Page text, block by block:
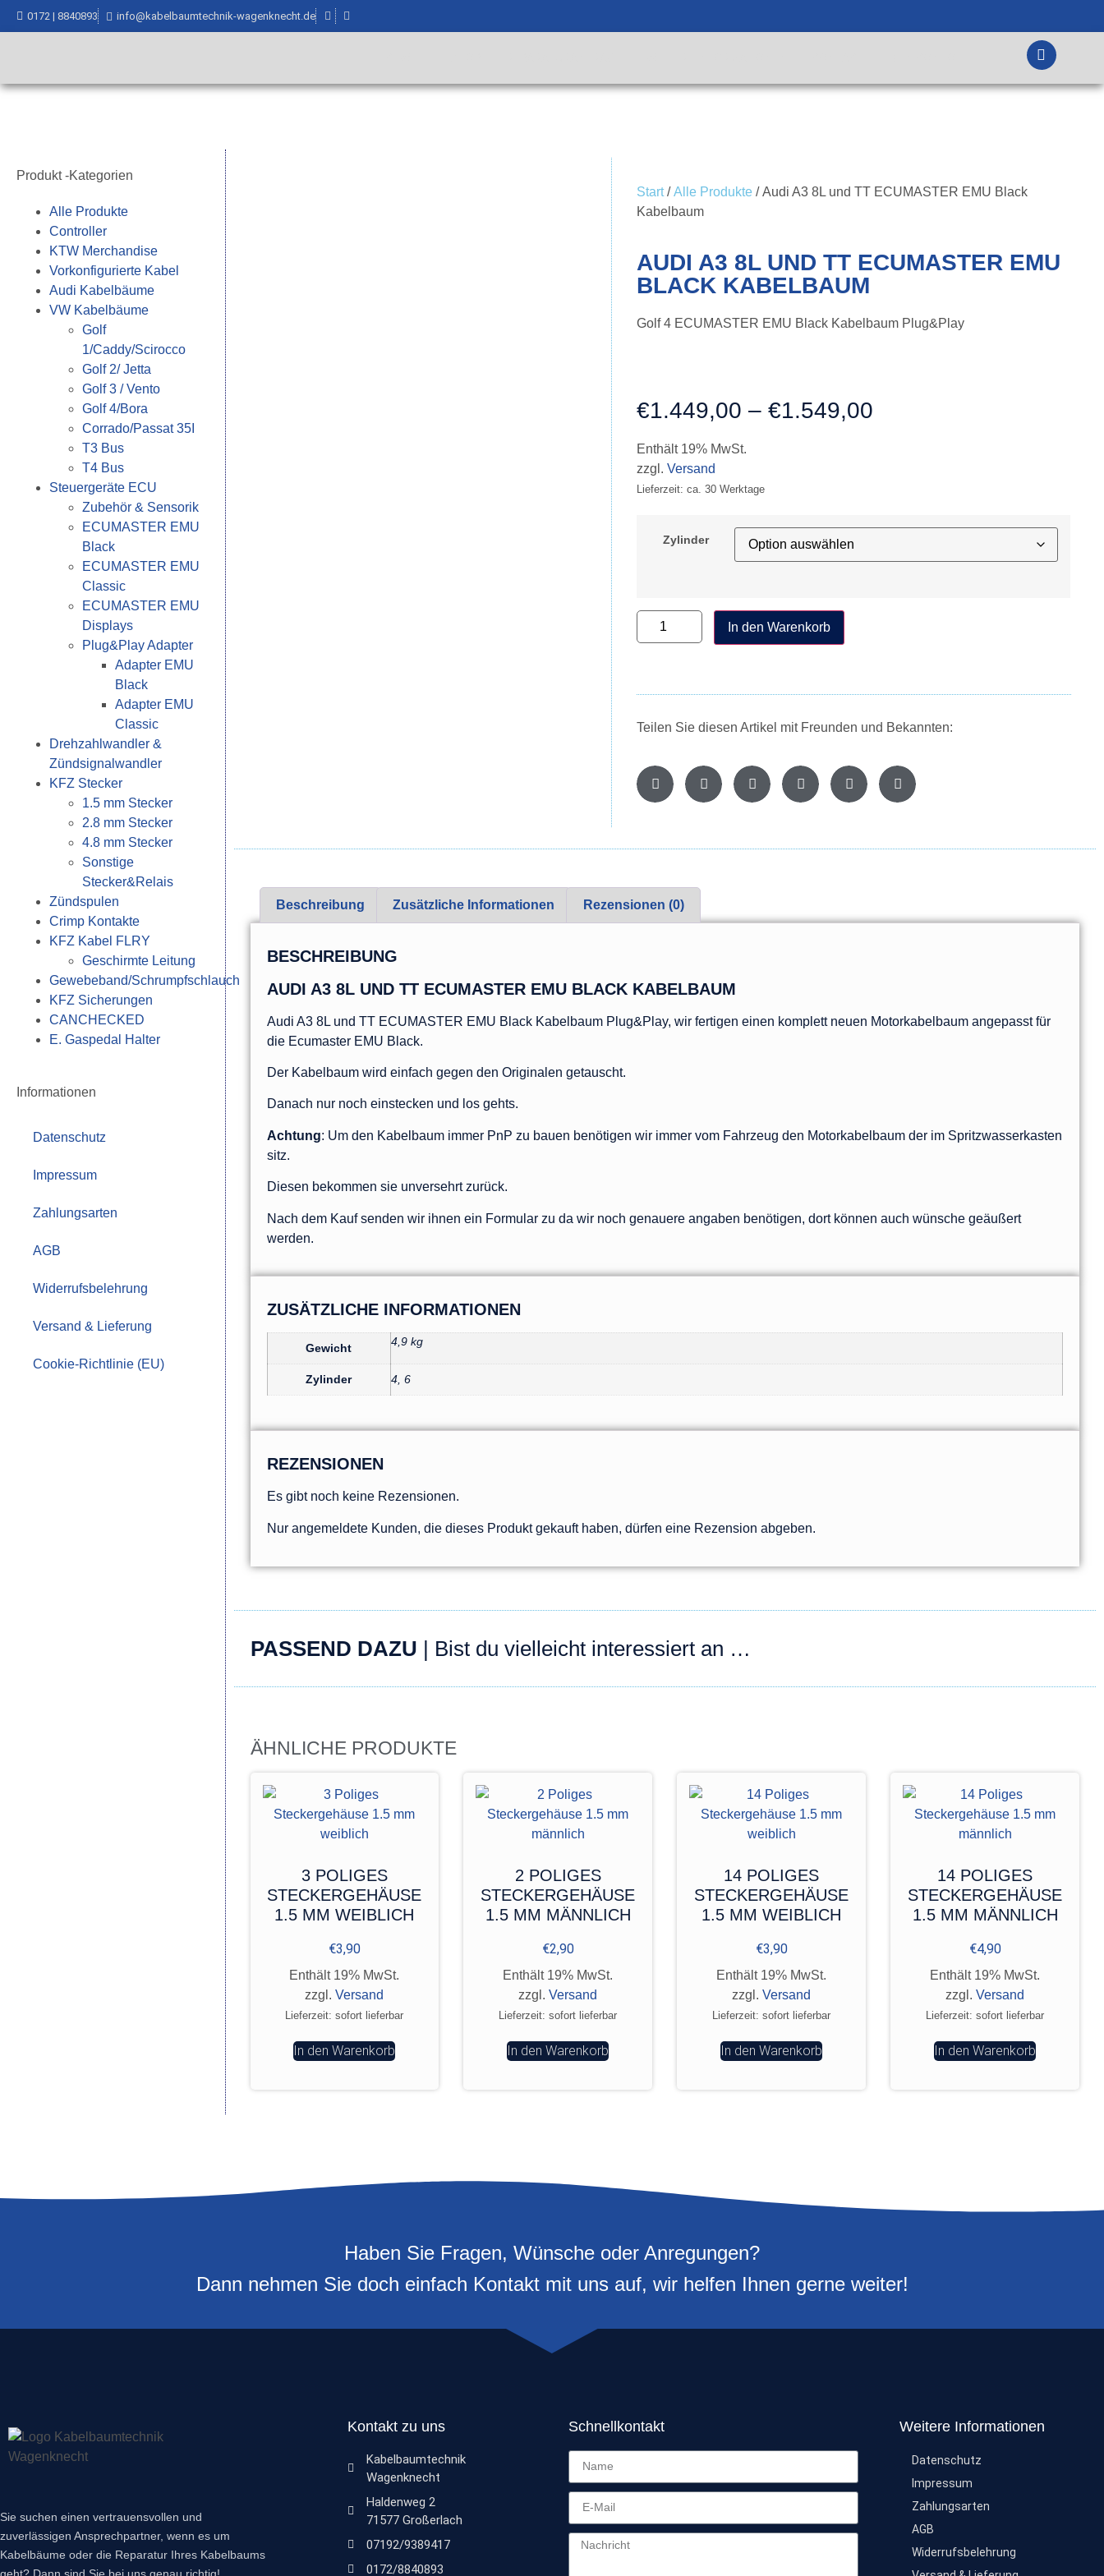
0172 | 8840893 info@kabelbaumtechnik-wagenknecht.de
Produkt -Kategorien
Alle Produkte
Controller
KTW Merchandise
Vorkonfigurierte Kabel
Audi Kabelbäume
VW Kabelbäume
Golf
1/Caddy/Scirocco
Golf 2/ Jetta
Golf 3 / Vento
Golf 4/Bora
Corrado/Passat 35I
T3 Bus
T4 Bus
Steuergeräte ECU
Zubehör & Sensorik
ECUMASTER EMU
Black
ECUMASTER EMU
Classic
ECUMASTER EMU
Displays
Plug&Play Adapter
Adapter EMU
Black
Adapter EMU
Classic
Drehzahlwandler &
Zündsignalwandler
KFZ Stecker
1.5 mm Stecker
2.8 mm Stecker
4.8 mm Stecker
Sonstige
Stecker&Relais
Zündspulen
Crimp Kontakte
KFZ Kabel FLRY
Geschirmte Leitung
Gewebeband/Schrumpfschlauch
KFZ Sicherungen
CANCHECKED
E. Gaspedal Halter
Informationen
Datenschutz
Impressum
Zahlungsarten
AGB
Widerrufsbelehrung
Versand & Lieferung
Cookie-Richtlinie (EU)
Start/Alle Produkte / Audi A3 8L und TT ECUMASTER EMU Black
Kabelbaum
AUDI A3 8L UND TT ECUMASTER EMU
BLACK KABELBAUM
Golf 4 ECUMASTER EMU Black Kabelbaum Plug&Play
€1.449,00 –€1.549,00
Enthält 19% MwSt.
zzgl.Versand
Lieferzeit: ca. 30 Werktage
Zylinder
In den Warenkorb
Teilen Sie diesen Artikel mit Freunden und Bekannten:
Beschreibung Zusätzliche Informationen Rezensionen (0)
BESCHREIBUNG
AUDI A3 8L UND TT ECUMASTER EMU BLACK KABELBAUM
Audi A3 8L und TT ECUMASTER EMU Black Kabelbaum Plug&Play, wir fertigen einen komplett neuen Motorkabelbaum angepasst für
die Ecumaster EMU Black.
Der Kabelbaum wird einfach gegen den Originalen getauscht.
Danach nur noch einstecken und los gehts.
Achtung: Um den Kabelbaum immer PnP zu bauen benötigen wir immer vom Fahrzeug den Motorkabelbaum der im Spritzwasserkasten
sitz.
Diesen bekommen sie unversehrt zurück.
Nach dem Kauf senden wir ihnen ein Formular zu da wir noch genauere angaben benötigen, dort können auch wünsche geäußert
werden.
ZUSÄTZLICHE INFORMATIONEN
Gewicht 4,9 kg
Zylinder 4, 6
REZENSIONEN
Es gibt noch keine Rezensionen.
Nur angemeldete Kunden, die dieses Produkt gekauft haben, dürfen eine Rezension abgeben.
PASSEND DAZU | Bist du vielleicht interessiert an …
ÄHNLICHE PRODUKTE
3 POLIGES
STECKERGEHÄUSE
1.5 MM WEIBLICH
€3,90
Enthält 19% MwSt.
zzgl.Versand
Lieferzeit: sofort lieferbar
In den Warenkorb
2 POLIGES
STECKERGEHÄUSE
1.5 MM MÄNNLICH
€2,90
Enthält 19% MwSt.
zzgl.Versand
Lieferzeit: sofort lieferbar
In den Warenkorb
14 POLIGES
STECKERGEHÄUSE
1.5 MM WEIBLICH
€3,90
Enthält 19% MwSt.
zzgl.Versand
Lieferzeit: sofort lieferbar
In den Warenkorb
14 POLIGES
STECKERGEHÄUSE
1.5 MM MÄNNLICH
€4,90
Enthält 19% MwSt.
zzgl.Versand
Lieferzeit: sofort lieferbar
In den Warenkorb
Haben Sie Fragen, Wünsche oder Anregungen?
Dann nehmen Sie doch einfach Kontakt mit uns auf, wir helfen Ihnen gerne weiter!
Sie suchen einen vertrauensvollen und
zuverlässigen Ansprechpartner, wenn es um
Kabelbäume oder die Reparatur Ihres Kabelbaums
Kontakt zu uns
Kabelbaumtechnik
Wagenknecht
Haldenweg 2
71577 Großerlach
07192/9389417
0172/8840893
Schnellkontakt Weitere Informationen
Datenschutz
Impressum
Zahlungsarten
AGB
Widerrufsbelehrung